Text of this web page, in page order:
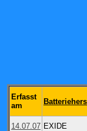
Erfasst
am
14.07.07 EXIDE